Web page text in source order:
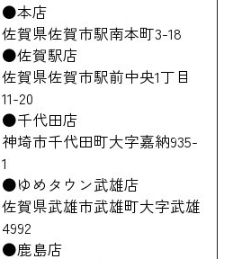
●本店
佐賀県佐賀市駅南本町3-18
●佐賀駅店
佐賀県佐賀市駅前中央1丁目
11-20
●千代田店
神埼市千代田町大字嘉納935-
1
●ゆめタウン武雄店
佐賀県武雄市武雄町大字武雄
4992
●鹿島店